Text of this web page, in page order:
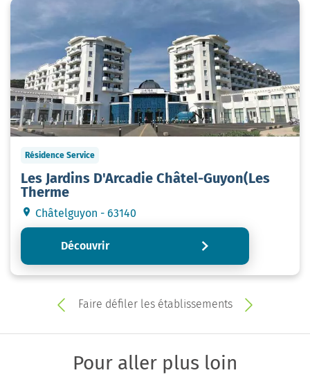
Résidence Service
Les Jardins D'Arcadie Châtel-Guyon(Les
Therme
Châtelguyon - 63140
Découvrir
Faire défiler les établissements
Pour aller plus loin